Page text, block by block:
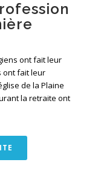
ont fait leur
ont fait leur
de la Plaine
la retraite ont